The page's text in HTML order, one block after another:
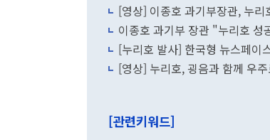
[영상] 이종호 과기부장관, 누
이종호 과기부 장관 "누리호
[누리호 발사] 한국형 뉴스페
[영상] 누리호, 굉음과 함께 우
[관련키워드]